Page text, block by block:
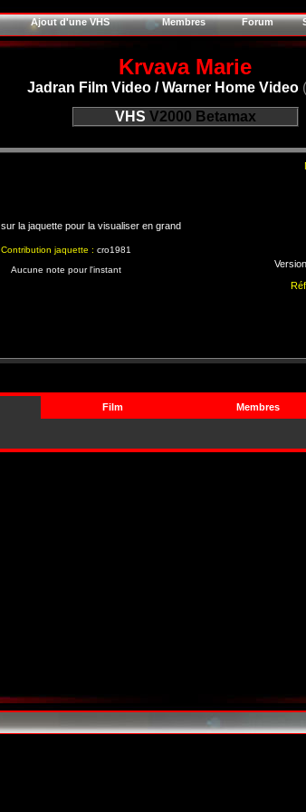
Ajout d'une VHS Membres Forum
Krvava Marie
Jadran Film Video / Warner Home Video
VHS V2000 Betamax
Contribution jaquette : cro1981
Aucune note pour l'instant
Film Membres